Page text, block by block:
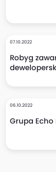
07.10.2022
Robyg
06.10.2022
Grupa Echo